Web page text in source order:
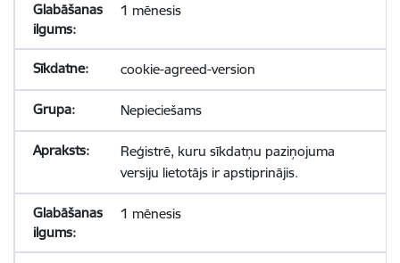
1 mēnesis
cookie-agreed-version
Nepieciešams
Reģistrē, kuru sīkdatņu paziņojuma
versiju lietotājs ir apstiprinājis.
1 mēnesis